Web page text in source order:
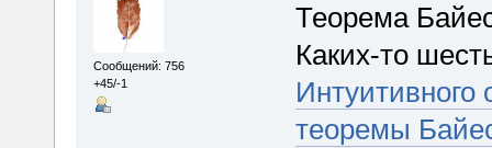
Сообщений: 756
+45/-1
Теорема
Каких-то
Интуитивного
теоремы